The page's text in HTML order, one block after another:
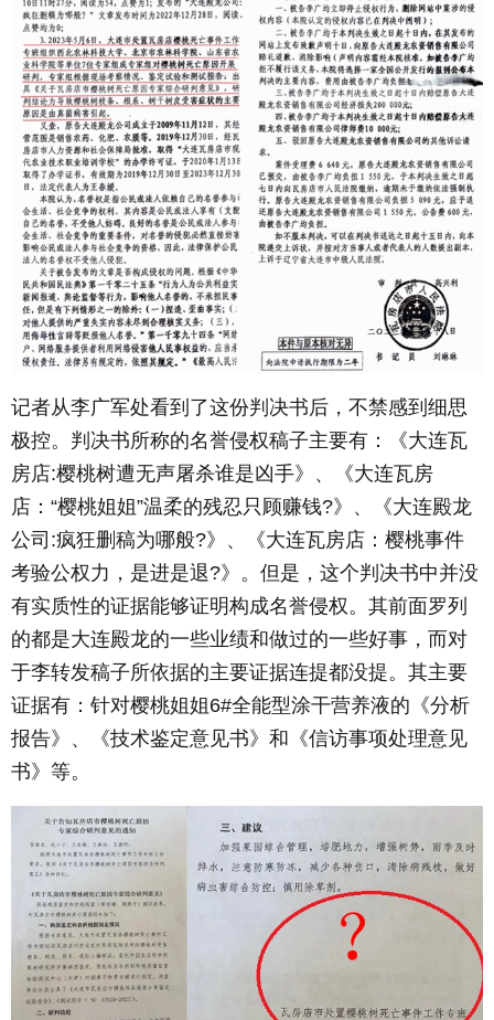
记者从李广军处看到了这份判决书后，不禁感到细思
极控。判决书所称的名誉侵权稿子主要有：《大连瓦
房店:樱桃树遭无声屠杀谁是凶手》、《大连瓦房
店：“樱桃姐姐”温柔的残忍只顾赚钱?》、《大连殿龙
公司:疯狂删稿为哪般?》、《大连瓦房店：樱桃事件
考验公权力，是进是退?》。但是，这个判决书中并没
有实质性的证据能够证明构成名誉侵权。其前面罗列
的都是大连殿龙的一些业绩和做过的一些好事，而对
于李转发稿子所依据的主要证据连提都没提。其主要
证据有：针对樱桃姐姐6#全能型涂干营养液的《分析
报告》、《技术鉴定意见书》和《信访事项处理意见
书》等。